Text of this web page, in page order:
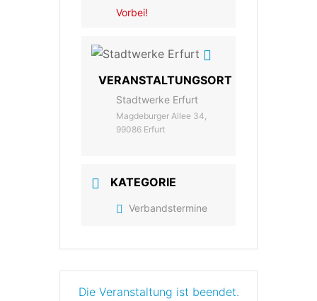
Vorbei!
VERANSTALTUNGSORT
Stadtwerke Erfurt
Magdeburger Allee 34,
99086 Erfurt
KATEGORIE
Verbandstermine
Die Veranstaltung ist beendet.